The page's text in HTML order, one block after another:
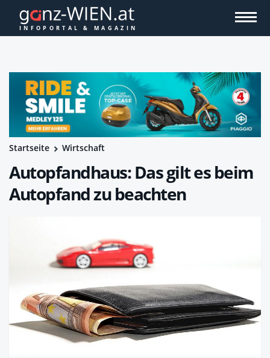
Startseite Wirtschaft
Autopfandhaus: Das gilt es beim
Autopfand zu beachten